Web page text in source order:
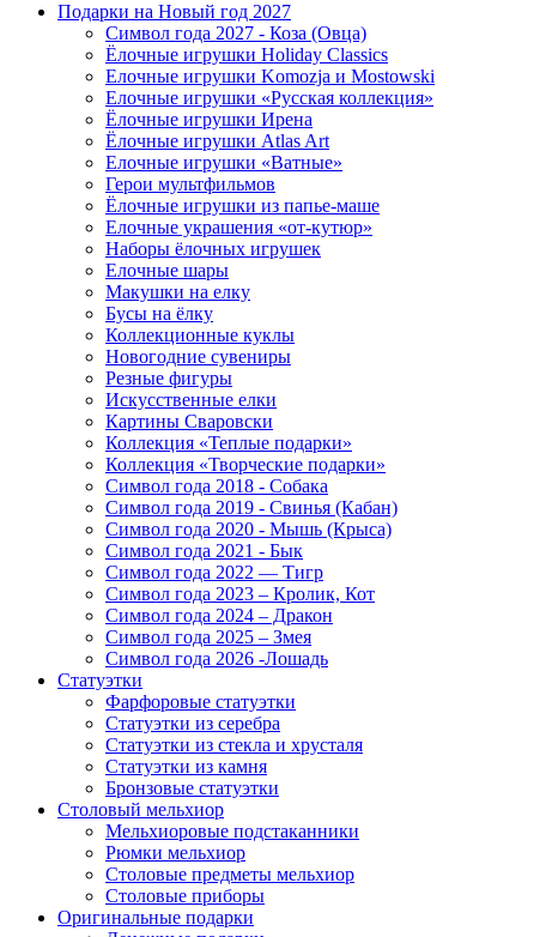
Подарки на Новый год 2027
Символ года 2027 - Коза (Овца)
Ёлочные игрушки Holiday Classics
Елочные игрушки Komozja и Mostowski
Елочные игрушки «Русская коллекция»
Ёлочные игрушки Ирена
Ёлочные игрушки Atlas Art
Елочные игрушки «Ватные»
Герои мультфильмов
Ёлочные игрушки из папье-маше
Елочные украшения «от-кутюр»
Наборы ёлочных игрушек
Елочные шары
Макушки на елку
Бусы на ёлку
Коллекционные куклы
Новогодние сувениры
Резные фигуры
Искусственные елки
Картины Сваровски
Коллекция «Теплые подарки»
Коллекция «Творческие подарки»
Символ года 2018 - Собака
Символ года 2019 - Свинья (Кабан)
Символ года 2020 - Мышь (Крыса)
Символ года 2021 - Бык
Символ года 2022 — Тигр
Символ года 2023 – Кролик, Кот
Символ года 2024 – Дракон
Символ года 2025 – Змея
Символ года 2026 -Лошадь
Статуэтки
Фарфоровые статуэтки
Статуэтки из серебра
Статуэтки из стекла и хрусталя
Статуэтки из камня
Бронзовые статуэтки
Столовый мельхиор
Мельхиоровые подстаканники
Рюмки мельхиор
Столовые предметы мельхиор
Столовые приборы
Оригинальные подарки